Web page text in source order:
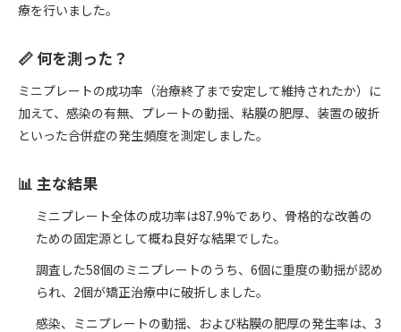
療を行いました。
📏 何を測った？
ミニプレートの成功率（治療終了まで安定して維持されたか）に
加えて、感染の有無、プレートの動揺、粘膜の肥厚、装置の破折
といった合併症の発生頻度を測定しました。
📊 主な結果
ミニプレート全体の成功率は87.9%であり、骨格的な改善の
ための固定源として概ね良好な結果でした。
調査した58個のミニプレートのうち、6個に重度の動揺が認め
られ、2個が矯正治療中に破折しました。
感染、ミニプレートの動揺、および粘膜の肥厚の発生率は、3